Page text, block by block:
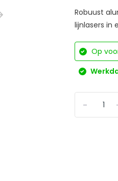
Robuust
lijnlasers in
Op
-